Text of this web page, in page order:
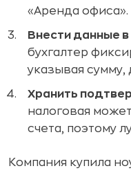
«Аренда офиса».
Внести данные
бухгалтер
указывая сумму,
Хранить
налоговая
счета, поэтому
Компания купила